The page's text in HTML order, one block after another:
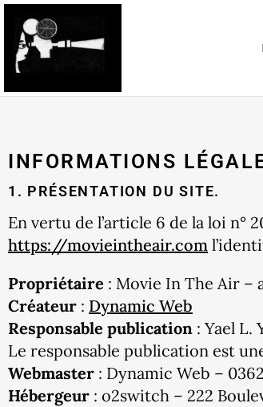
INFORMATIONS
1. PRÉSENTATION DU SITE.
En vertu de l’article 6 de la loi n°
https://movieintheair.com
Propriétaire : Movie In The Air –
Créateur : Dynamic Web
Responsable publication : Yael L.
Le responsable publication est
Webmaster : Dynamic Web –
Hébergeur : o2switch – 222